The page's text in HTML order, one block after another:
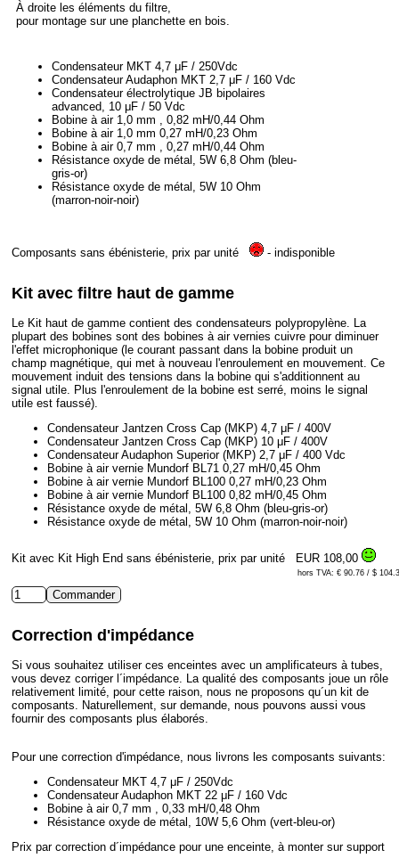
À droite les éléments du filtre,
pour montage sur une planchette en bois.
Condensateur MKT 4,7 μF / 250Vdc
Condensateur Audaphon MKT 2,7 μF / 160 Vdc
Condensateur électrolytique JB bipolaires
advanced, 10 μF / 50 Vdc
Bobine à air 1,0 mm , 0,82 mH/0,44 Ohm
Bobine à air 1,0 mm 0,27 mH/0,23 Ohm
Bobine à air 0,7 mm , 0,27 mH/0,44 Ohm
Résistance oxyde de métal, 5W 6,8 Ohm (bleu-
gris-or)
Résistance oxyde de métal, 5W 10 Ohm
(marron-noir-noir)
Composants sans ébénisterie, prix par unité - indisponible
Kit avec filtre haut de gamme
Le Kit haut de gamme contient des condensateurs polypropylène. La
plupart des bobines sont des bobines à air vernies cuivre pour diminuer
l'effet microphonique (le courant passant dans la bobine produit un
champ magnétique, qui met à nouveau l'enroulement en mouvement. Ce
mouvement induit des tensions dans la bobine qui s'additionnent au
signal utile. Plus l'enroulement de la bobine est serré, moins le signal
utile est faussé).
Condensateur Jantzen Cross Cap (MKP) 4,7 μF / 400V
Condensateur Jantzen Cross Cap (MKP) 10 μF / 400V
Condensateur Audaphon Superior (MKP) 2,7 μF / 400 Vdc
Bobine à air vernie Mundorf BL71 0,27 mH/0,45 Ohm
Bobine à air vernie Mundorf BL100 0,27 mH/0,23 Ohm
Bobine à air vernie Mundorf BL100 0,82 mH/0,45 Ohm
Résistance oxyde de métal, 5W 6,8 Ohm (bleu-gris-or)
Résistance oxyde de métal, 5W 10 Ohm (marron-noir-noir)
Kit avec Kit High End sans ébénisterie, prix par unité EUR 108,00
hors TVA: € 90.76 / $
Correction d'impédance
Si vous souhaitez utiliser ces enceintes avec un amplificateurs à tubes,
vous devez corriger l´impédance. La qualité des composants joue un rôle
relativement limité, pour cette raison, nous ne proposons qu´un kit de
composants. Naturellement, sur demande, nous pouvons aussi vous
fournir des composants plus élaborés.
Pour une correction d'impédance, nous livrons les composants suivants:
Condensateur MKT 4,7 μF / 250Vdc
Condensateur Audaphon MKT 22 μF / 160 Vdc
Bobine à air 0,7 mm , 0,33 mH/0,48 Ohm
Résistance oxyde de métal, 10W 5,6 Ohm (vert-bleu-or)
Prix par correction d´impédance pour une enceinte, à monter sur support